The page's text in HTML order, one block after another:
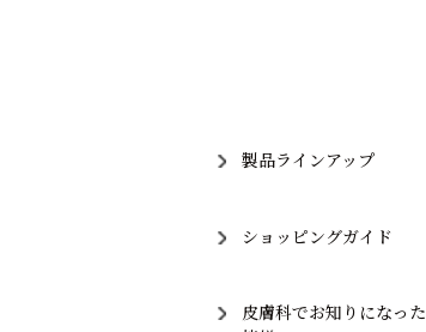
製品ラインアップ
ショッピングガイド
皮膚科でお知りになった